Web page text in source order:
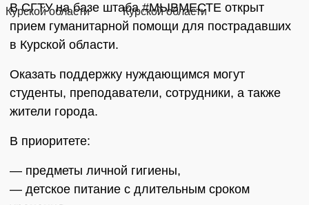
В СГТУ на базе штаба #МЫВМЕСТЕ открыт
прием гуманитарной помощи для пострадавших
в Курской области.
Оказать поддержку нуждающимся могут
студенты, преподаватели, сотрудники, а также
жители города.
В приоритете:
— предметы личной гигиены,
— детское питание с длительным сроком